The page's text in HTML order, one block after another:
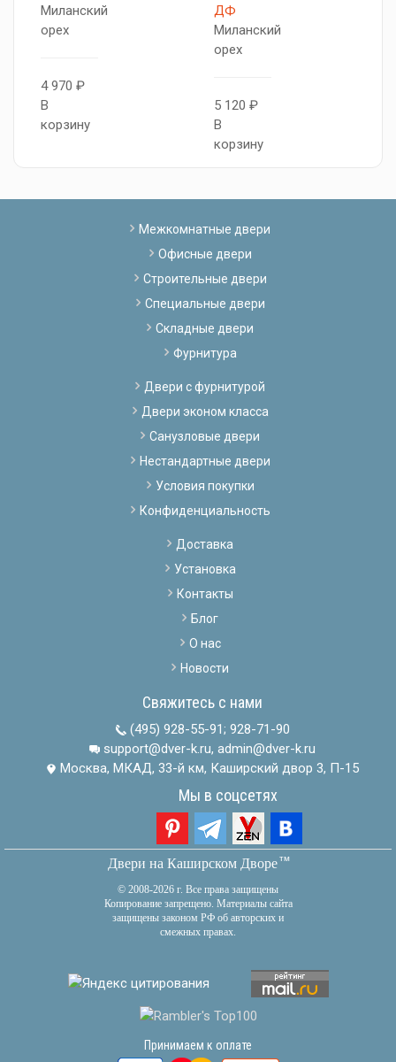
Миланский
орех
4 970 ₽
В
корзину
ДФ
Миланский
орех
5 120 ₽
В
корзину
Межкомнатные двери
Офисные двери
Строительные двери
Специальные двери
Складные двери
Фурнитура
Двери с фурнитурой
Двери эконом класса
Санузловые двери
Нестандартные двери
Условия покупки
Конфиденциальность
Доставка
Установка
Контакты
Блог
О нас
Новости
Свяжитесь с нами
(495) 928-55-91; 928-71-90
support@dver-k.ru, admin@dver-k.ru
Москва, МКАД, 33-й км, Каширский двор 3, П-15
Мы в соцсетях
Двери на Каширском Дворетм
© 2008-2026 г. Все права защищены
Копирование запрещено. Материалы сайта
защищены законом РФ об авторских и
смежных правах.
Принимаем к оплате